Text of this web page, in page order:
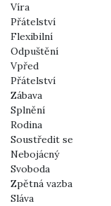
Víra
Přátelství
Flexibilní
Odpuštění
Vpřed
Přátelství
Zábava
Splnění
Rodina
Soustředit se
Nebojácný
Svoboda
Zpětná vazba
Sláva